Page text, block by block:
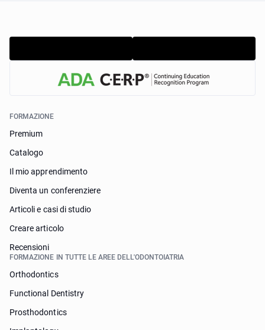
FORMAZIONE
Premium
Catalogo
Il mio apprendimento
Diventa un conferenziere
Articoli e casi di studio
Creare articolo
Recensioni
FORMAZIONE IN TUTTE LE AREE DELL'ODONTOIATRIA
Orthodontics
Functional Dentistry
Prosthodontics